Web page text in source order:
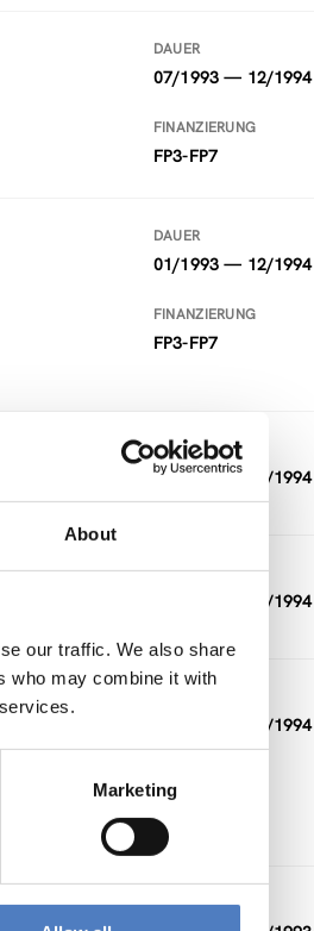
About
our traffic. We also share
who may combine it with
Marketing
DAUER
07/1993 — 12/1994
FINANZIERUNG
FP3-FP7
DAUER
01/1993 — 12/1994
FINANZIERUNG
FP3-FP7
DAUER
01/1993 — 12/1994
DAUER
11/1992 — 03/1994
01/1994 — 02/1994
DAUER